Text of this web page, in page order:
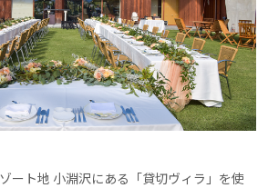
ート地 小淵沢にある「貸切ヴィラ」を使